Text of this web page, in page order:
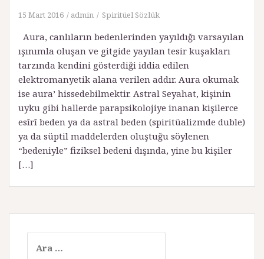
15 Mart 2016 admin Spiritüel Sözlük
Aura, canlıların bedenlerinden yayıldığı varsayılan
ışınımla oluşan ve gitgide yayılan tesir kuşakları
tarzında kendini gösterdiği iddia edilen
elektromanyetik alana verilen addır. Aura okumak
ise aura’ hissedebilmektir. Astral Seyahat, kişinin
uyku gibi hallerde parapsikolojiye inanan kişilerce
esîrî beden ya da astral beden (spiritüalizmde duble)
ya da süptil maddelerden oluştuğu söylenen
“bedeniyle” fiziksel bedeni dışında, yine bu kişiler
[…]